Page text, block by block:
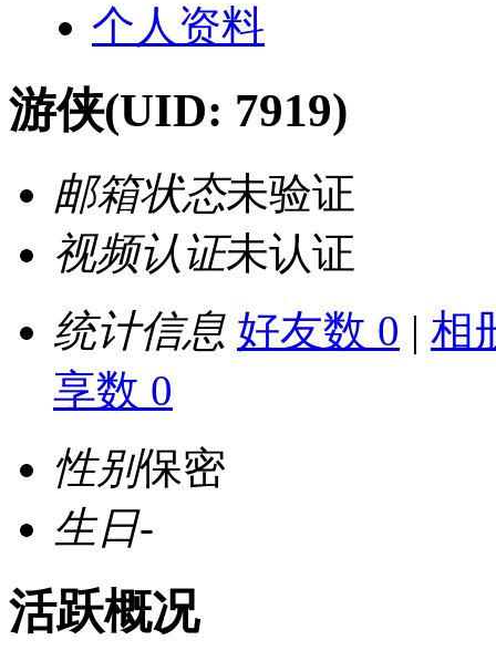
个人资料
游侠(UID: 7919)
邮箱状态未验证
视频认证未认证
统计信息 好友数 0 | 相
享数 0
性别保密
生日-
活跃概况